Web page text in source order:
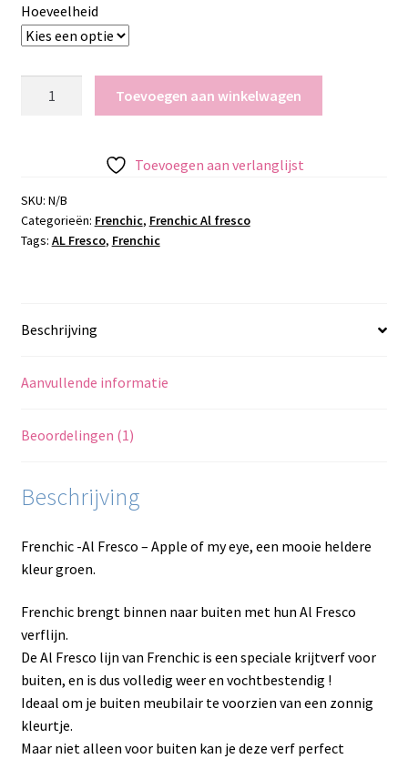
Hoeveelheid
my
eye
aantal
Toevoegen aan winkelwagen
Toevoegen aan verlanglijst
SKU: N/B
Categorieën: Frenchic, Frenchic Al fresco
Tags: AL Fresco, Frenchic
Beschrijving
Aanvullende informatie
Beoordelingen (1)
Beschrijving
Frenchic -Al Fresco – Apple of my eye, een mooie heldere
kleur groen.
Frenchic brengt binnen naar buiten met hun Al Fresco
verflijn.
De Al Fresco lijn van Frenchic is een speciale krijtverf voor
buiten, en is dus volledig weer en vochtbestendig !
Ideaal om je buiten meubilair te voorzien van een zonnig
kleurtje.
Maar niet alleen voor buiten kan je deze verf perfect